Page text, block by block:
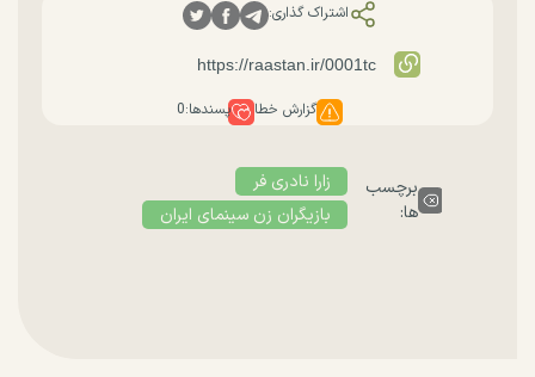
اشتراک گذاری:
گزارش خطا پسندها:0
برچسب
ها:
زارا نادری فر
بازیگران زن سینمای ایران